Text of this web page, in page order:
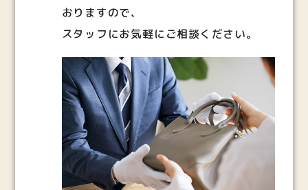
おりますので、
スタッフにお気軽にご相談ください。